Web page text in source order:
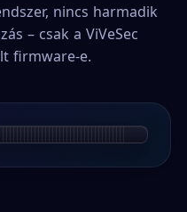
nincs harmadik
– csak a ViVeSec
firmware-e.